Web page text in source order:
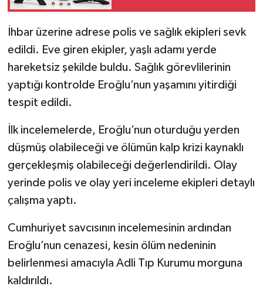
İhbar üzerine adrese polis ve sağlık ekipleri sevk
edildi. Eve giren ekipler, yaşlı adamı yerde
hareketsiz şekilde buldu. Sağlık görevlilerinin
yaptığı kontrolde Eroğlu’nun yaşamını yitirdiği
tespit edildi.
İlk incelemelerde, Eroğlu’nun oturduğu yerden
düşmüş olabileceği ve ölümün kalp krizi kaynaklı
gerçekleşmiş olabileceği değerlendirildi. Olay
yerinde polis ve olay yeri inceleme ekipleri detaylı
çalışma yaptı.
Cumhuriyet savcısının incelemesinin ardından
Eroğlu’nun cenazesi, kesin ölüm nedeninin
belirlenmesi amacıyla Adli Tıp Kurumu morguna
kaldırıldı.